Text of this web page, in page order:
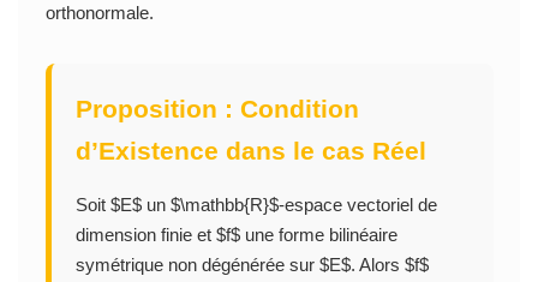
orthonormale.
Proposition : Condition
d’Existence dans le cas Réel
Soit $E$ un $\mathbb{R}$-espace vectoriel de
dimension finie et $f$ une forme bilinéaire
symétrique non dégénérée sur $E$. Alors $f$